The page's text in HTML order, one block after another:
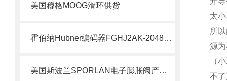
美国穆格MOOG滑环供货
霍伯纳Hubner编码器FGHJ2AK-2048G-90G-NG/16K介绍
美国斯波兰SPORLAN电子膨胀阀产品特点
太
所
源
（
不